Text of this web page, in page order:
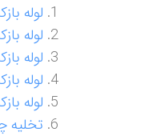
لوله
لوله
لوله
لوله
لوله
تخلیه